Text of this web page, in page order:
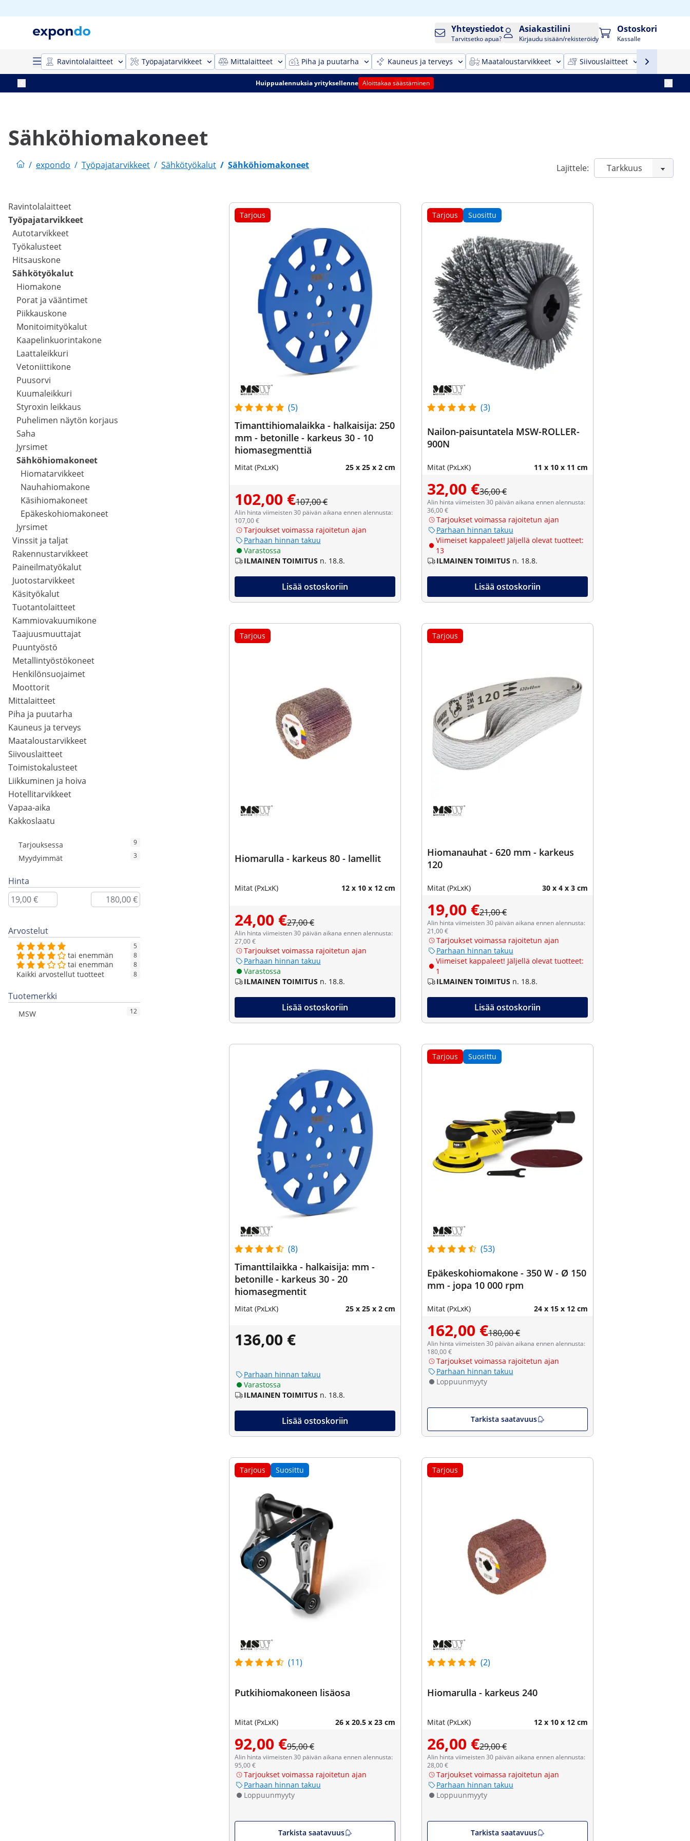
Yhteystiedot
Tarvitsetko apua?
Asiakastilini
Kirjaudu sisään/rekisteröidy
Ostoskori
Kassalle
Ravintolalaitteet Työpajatarvikkeet Mittalaitteet Piha ja puutarha Kauneus ja terveys Maataloustarvikkeet Siivouslaitteet
Huippualennuksia yrityksellenne Aloittakaa säästäminen
Sähköhiomakoneet
/ expondo / Työpajatarvikkeet / Sähkötyökalut / Sähköhiomakoneet Lajittele:
Ravintolalaitteet
Työpajatarvikkeet
Autotarvikkeet
Työkalusteet
Hitsauskone
Sähkötyökalut
Hiomakone
Porat ja vääntimet
Piikkauskone
Monitoimityökalut
Kaapelinkuorintakone
Laattaleikkuri
Vetoniittikone
Puusorvi
Kuumaleikkuri
Styroxin leikkaus
Puhelimen näytön korjaus
Saha
Jyrsimet
Sähköhiomakoneet
Hiomatarvikkeet
Nauhahiomakone
Käsihiomakoneet
Epäkeskohiomakoneet
Jyrsimet
Vinssit ja taljat
Rakennustarvikkeet
Paineilmatyökalut
Juotostarvikkeet
Käsityökalut
Tuotantolaitteet
Kammiovakuumikone
Taajuusmuuttajat
Puuntyöstö
Metallintyöstökoneet
Henkilönsuojaimet
Moottorit
Mittalaitteet
Piha ja puutarha
Kauneus ja terveys
Maataloustarvikkeet
Siivouslaitteet
Toimistokalusteet
Liikkuminen ja hoiva
Hotellitarvikkeet
Vapaa-aika
Kakkoslaatu
Tarjouksessa 9
Myydyimmät 3
Hinta
Arvostelut
5
tai enemmän 8
tai enemmän 8
Kaikki arvostellut tuotteet 8
Tuotemerkki
MSW 12
Tarjous
(5)
Timanttihiomalaikka - halkaisija: 250
mm - betonille - karkeus 30 - 10
hiomasegmenttiä
Mitat (PxLxK) 25 x 25 x 2 cm
102,00 €107,00 €
Alin hinta viimeisten 30 päivän aikana ennen alennusta:
107,00 €
Tarjoukset voimassa rajoitetun ajan
Parhaan hinnan takuu
Varastossa
ILMAINEN TOIMITUS n. 18.8.
Lisää ostoskoriin
Tarjous Suosittu
(3)
Nailon-paisuntatela MSW-ROLLER-
900N
Mitat (PxLxK) 11 x 10 x 11 cm
32,00 €36,00 €
Alin hinta viimeisten 30 päivän aikana ennen alennusta:
36,00 €
Tarjoukset voimassa rajoitetun ajan
Parhaan hinnan takuu
Viimeiset kappaleet! Jäljellä olevat tuotteet:
13
ILMAINEN TOIMITUS n. 18.8.
Lisää ostoskoriin
Tarjous
Hiomarulla - karkeus 80 - lamellit
Mitat (PxLxK) 12 x 10 x 12 cm
24,00 €27,00 €
Alin hinta viimeisten 30 päivän aikana ennen alennusta:
27,00 €
Tarjoukset voimassa rajoitetun ajan
Parhaan hinnan takuu
Varastossa
ILMAINEN TOIMITUS n. 18.8.
Lisää ostoskoriin
Tarjous
Hiomanauhat - 620 mm - karkeus
120
Mitat (PxLxK) 30 x 4 x 3 cm
19,00 €21,00 €
Alin hinta viimeisten 30 päivän aikana ennen alennusta:
21,00 €
Tarjoukset voimassa rajoitetun ajan
Parhaan hinnan takuu
Viimeiset kappaleet! Jäljellä olevat tuotteet:
1
ILMAINEN TOIMITUS n. 18.8.
Lisää ostoskoriin
(8)
Timanttilaikka - halkaisija: mm -
betonille - karkeus 30 - 20
hiomasegmentit
Mitat (PxLxK) 25 x 25 x 2 cm
136,00 €
Parhaan hinnan takuu
Varastossa
ILMAINEN TOIMITUS n. 18.8.
Lisää ostoskoriin
Tarjous Suosittu
(53)
Epäkeskohiomakone - 350 W - Ø 150
mm - jopa 10 000 rpm
Mitat (PxLxK) 24 x 15 x 12 cm
162,00 €180,00 €
Alin hinta viimeisten 30 päivän aikana ennen alennusta:
180,00 €
Tarjoukset voimassa rajoitetun ajan
Parhaan hinnan takuu
Loppuunmyyty
Tarkista saatavuus
Tarjous Suosittu
(11)
Putkihiomakoneen lisäosa
Mitat (PxLxK) 26 x 20.5 x 23 cm
92,00 €95,00 €
Alin hinta viimeisten 30 päivän aikana ennen alennusta:
95,00 €
Tarjoukset voimassa rajoitetun ajan
Parhaan hinnan takuu
Loppuunmyyty
Tarkista saatavuus
Tarjous
(2)
Hiomarulla - karkeus 240
Mitat (PxLxK) 12 x 10 x 12 cm
26,00 €29,00 €
Alin hinta viimeisten 30 päivän aikana ennen alennusta:
28,00 €
Tarjoukset voimassa rajoitetun ajan
Parhaan hinnan takuu
Loppuunmyyty
Tarkista saatavuus